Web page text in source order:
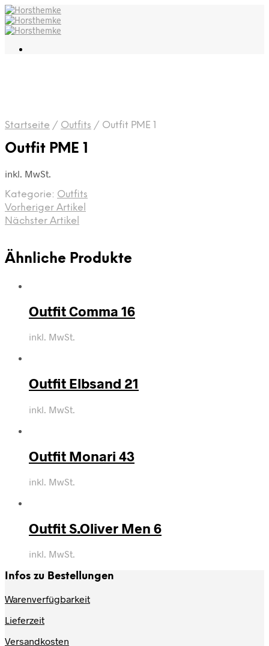
Startseite / Outfits / Outfit PME 1
Outfit PME 1
inkl. MwSt.
Kategorie: Outfits
Vorheriger Artikel
Nächster Artikel
Ähnliche Produkte
Outfit Comma 16
inkl. MwSt.
Outfit Elbsand 21
inkl. MwSt.
Outfit Monari 43
inkl. MwSt.
Outfit S.Oliver Men 6
inkl. MwSt.
Infos zu Bestellungen
Warenverfügbarkeit
Lieferzeit
Versandkosten